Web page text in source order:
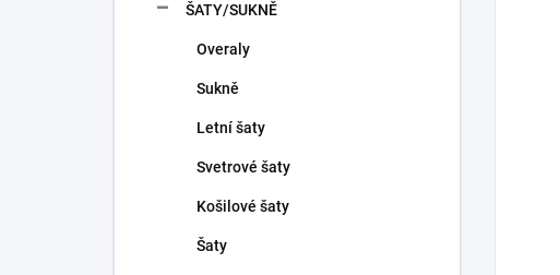
ŠATY/SUKNĚ
Overaly
Sukně
Letní šaty
Svetrové šaty
Košilové šaty
Šaty